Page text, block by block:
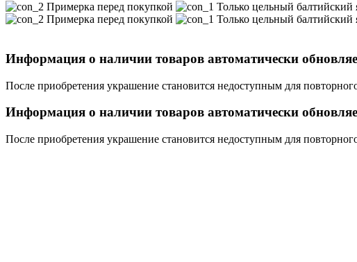
Примерка перед покупкой Только цельный балтийский
Примерка перед покупкой
Только цельный балтийский
Информация о наличии товаров автоматически
После приобретения украшение становится недоступным для повторного
Информация о наличии товаров автоматически
После приобретения украшение становится недоступным для повторного